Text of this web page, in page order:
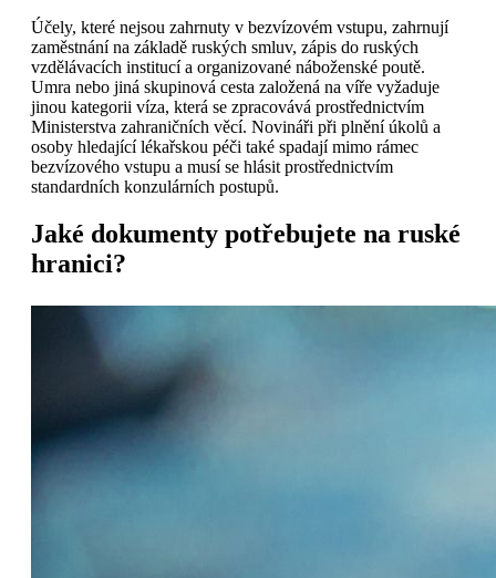
Účely, které nejsou zahrnuty v bezvízovém vstupu, zahrnují
zaměstnání na základě ruských smluv, zápis do ruských
vzdělávacích institucí a organizované náboženské poutě.
Umra nebo jiná skupinová cesta založená na víře vyžaduje
jinou kategorii víza, která se zpracovává prostřednictvím
Ministerstva zahraničních věcí. Novináři při plnění úkolů a
osoby hledající lékařskou péči také spadají mimo rámec
bezvízového vstupu a musí se hlásit prostřednictvím
standardních konzulárních postupů.
Jaké dokumenty potřebujete na ruské
hranici?